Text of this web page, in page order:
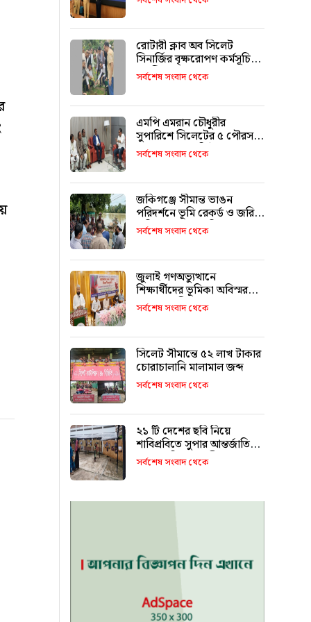
ফারুক মোড়ল
রোটারী ক্লাব অব সিলেট
সিনার্জির বৃক্ষরোপণ কর্মসূচি
অনুষ্ঠিত
সর্বশেষ সংবাদ থেকে
এমপি এমরান চৌধুরীর
সুপারিশে সিলেটের ৫ পৌরসভা
পাচ্ছে ৫ শ কোটি টাকা
সর্বশেষ সংবাদ থেকে
জকিগঞ্জে সীমান্ত ভাঙন
পরিদর্শনে ভূমি রেকর্ড ও জরিপ
অধিদপ্তরের মহাপরিচালক
সর্বশেষ সংবাদ থেকে
জুলাই গণঅভ্যুত্থানে
শিক্ষার্থীদের ভূমিকা অবিস্মরণীয়
: এম এ মালিক
সর্বশেষ সংবাদ থেকে
সিলেট সীমান্তে ৫২ লাখ টাকার
চোরাচালানি মালামাল জব্দ
সর্বশেষ সংবাদ থেকে
২১ টি দেশের ছবি নিয়ে
শাবিপ্রবিতে সুপার আন্তর্জাতিক
আলোকচিত্র প্রদর্শনী শুরু
সর্বশেষ সংবাদ থেকে